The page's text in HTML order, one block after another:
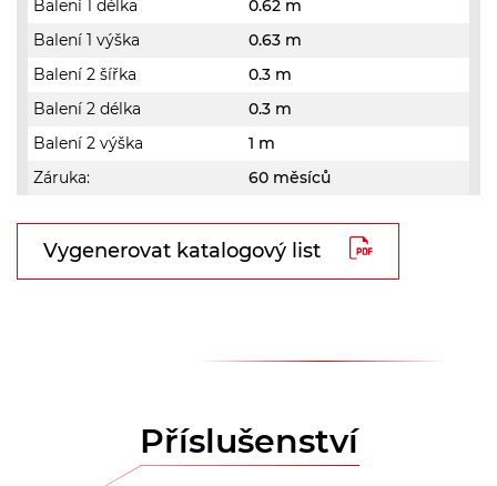
Balení 1 délka
0.62 m
Balení 1 výška
0.63 m
Balení 2 šířka
0.3 m
Balení 2 délka
0.3 m
Balení 2 výška
1 m
Záruka:
60 měsíců
Vygenerovat katalogový list
Příslušenství